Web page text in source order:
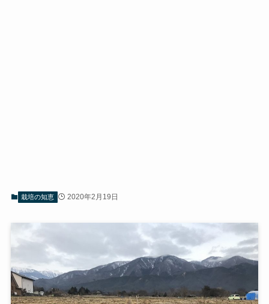
栽培の知恵 2020年2月19日